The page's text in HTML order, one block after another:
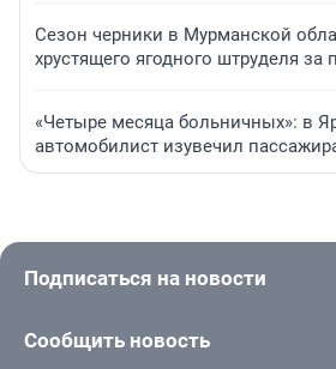
Сезон черники в Мурманской
хрустящего ягодного штруделя за
«Четыре месяца больничных»: в
автомобилист изувечил
Подписаться на новости
Сообщить новость